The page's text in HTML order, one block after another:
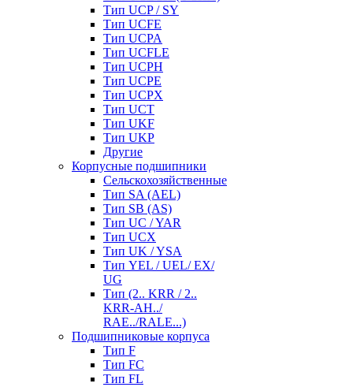
Тип UCP / SY
Тип UCFE
Тип UCPA
Тип UCFLE
Тип UCPH
Тип UCPE
Тип UCPX
Тип UCT
Тип UKF
Тип UKP
Другие
Корпусные подшипники
Сельскохозяйственные
Тип SA (AEL)
Тип SB (AS)
Тип UC / YAR
Тип UCX
Тип UK / YSA
Тип YEL / UEL/ EX/
UG
Тип (2.. KRR / 2..
KRR-AH../
RAE../RALE...)
Подшипниковые корпуса
Тип F
Тип FC
Тип FL